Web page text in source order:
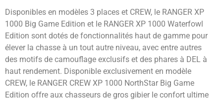
Disponibles en modèles 3 places et CREW, le RANGER XP
1000 Big Game Edition et le RANGER XP 1000 Waterfowl
Edition sont dotés de fonctionnalités haut de gamme pour
élever la chasse à un tout autre niveau, avec entre autres
des motifs de camouflage exclusifs et des phares à DEL à
haut rendement. Disponible exclusivement en modèle
CREW, le RANGER CREW XP 1000 NorthStar Big Game
Edition offre aux chasseurs de gros gibier le confort ultime